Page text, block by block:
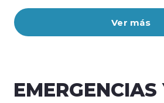
Ver más